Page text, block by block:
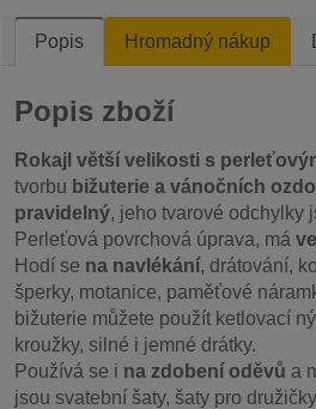
Popis Hromadný nákup
Popis zboží
Rokajl větší velikosti s
tvorbu bižuterie a vánočních
pravidelný, jeho tvarové odchylky
Perleťová povrchová úprava, má
Hodí se na navlékání, drátování,
šperky, motanice, paměťové
bižuterie můžete použít ketlovací
kroužky, silné i jemné drátky.
Používá se i na zdobení oděvů a
jsou svatební šaty, šaty pro